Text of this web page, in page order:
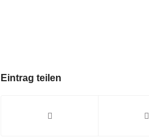
Eintrag teilen